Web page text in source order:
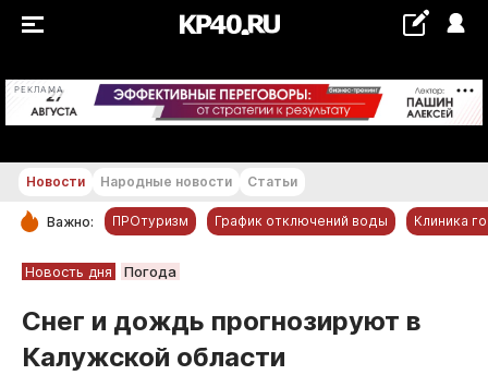
РЕКЛАМА +23...+24 °С
РУБРИКИ
Новости компаний
Новости Народные новости Статьи
Важно: ПРОтуризм График отключений воды Клиника
Новость дня Погода
Снег и дождь прогнозируют в
Калужской области